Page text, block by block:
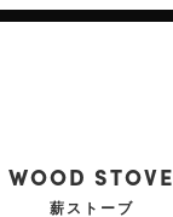
WOOD STOVE
薪ストーブ